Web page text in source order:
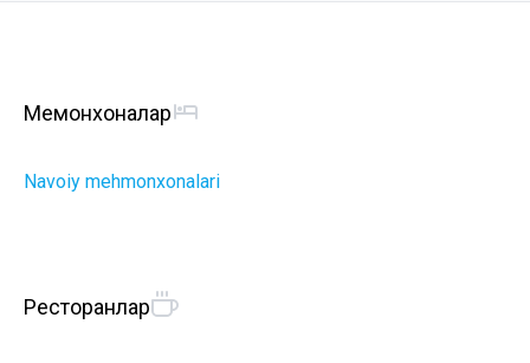
Меҳмонхоналар
Navoiy mehmonxonalari
Ресторанлар